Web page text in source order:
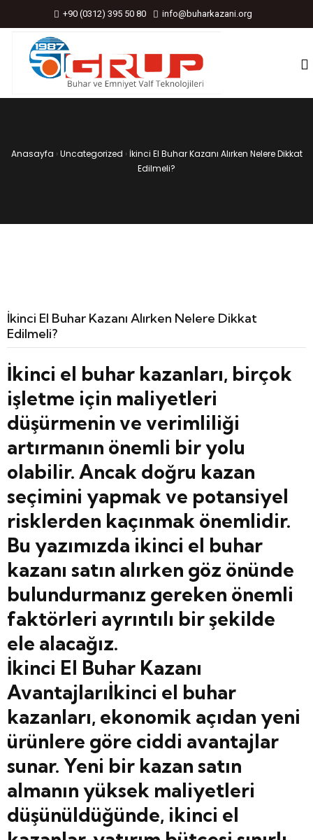
+90 (0312) 395 50 80 info@buharkazani.org
Anasayfa ›Uncategorized › İkinci El Buhar Kazanı Alırken Nelere Dikkat
Edilmeli?
İkinci El Buhar Kazanı Alırken Nelere Dikkat
Edilmeli?
İkinci el buhar kazanları, birçok
işletme için maliyetleri
düşürmenin ve verimliliği
artırmanın önemli bir yolu
olabilir. Ancak doğru kazan
seçimini yapmak ve potansiyel
risklerden kaçınmak önemlidir.
Bu yazımızda ikinci el buhar
kazanı satın alırken göz önünde
bulundurmanız gereken önemli
faktörleri ayrıntılı bir şekilde
ele alacağız.
İkinci El Buhar Kazanı
Avantajlarıİkinci el buhar
kazanları, ekonomik açıdan yeni
ürünlere göre ciddi avantajlar
sunar. Yeni bir kazan satın
almanın yüksek maliyetleri
düşünüldüğünde, ikinci el